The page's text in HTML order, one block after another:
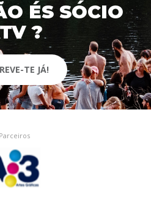
ÉS SÓCIO
?
TE JÁ!
Parceiros